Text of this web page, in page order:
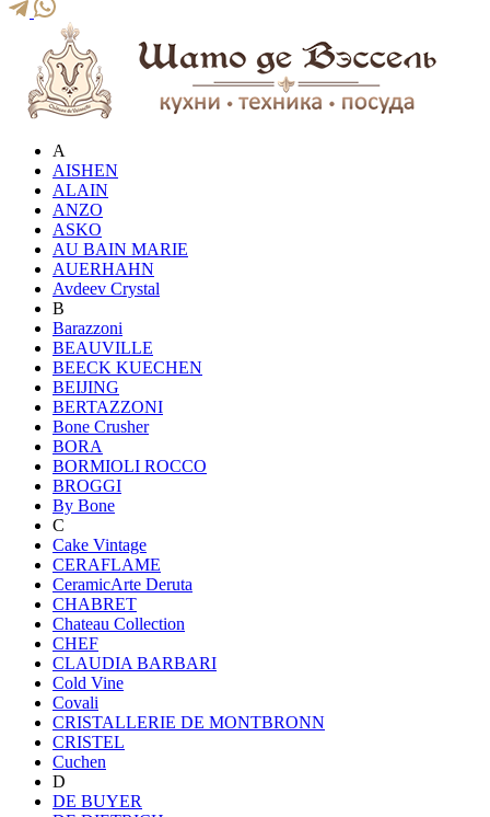
A
AISHEN
ALAIN
ANZO
ASKO
AU BAIN MARIE
AUERHAHN
Avdeev Crystal
B
Barazzoni
BEAUVILLE
BEECK KUECHEN
BEIJING
BERTAZZONI
Bone Crusher
BORA
BORMIOLI ROCCO
BROGGI
By Bone
C
Cake Vintage
CERAFLAME
CeramicArte Deruta
CHABRET
Chateau Collection
CHEF
CLAUDIA BARBARI
Cold Vine
Covali
CRISTALLERIE DE MONTBRONN
CRISTEL
Cuchen
D
DE BUYER